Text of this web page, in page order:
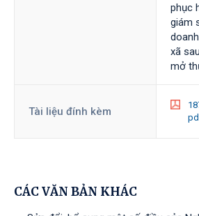
phục
giám
xã
mở
Tài liệu đính kèm
CÁC VĂN BẢN KHÁC